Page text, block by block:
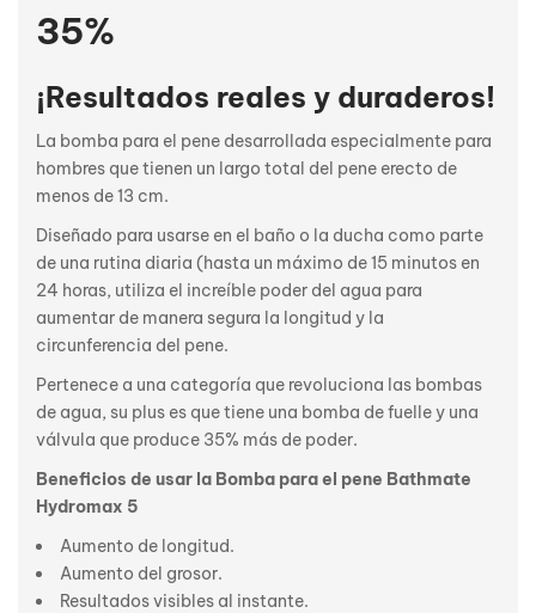
35%
¡Resultados reales y duraderos!
La bomba para el pene desarrollada especialmente para
hombres que tienen un largo total del pene erecto de
menos de 13 cm.
Diseñado para usarse en el baño o la ducha como parte
de una rutina diaria (hasta un máximo de 15 minutos en
24 horas, utiliza el increíble poder del agua para
aumentar de manera segura la longitud y la
circunferencia del pene.
Pertenece a una categoría que revoluciona las bombas
de agua, su plus es que tiene una bomba de fuelle y una
válvula que produce 35% más de poder.
Beneficios de usar la Bomba para el pene Bathmate
Hydromax 5
Aumento de longitud.
Aumento del grosor.
Resultados visibles al instante.